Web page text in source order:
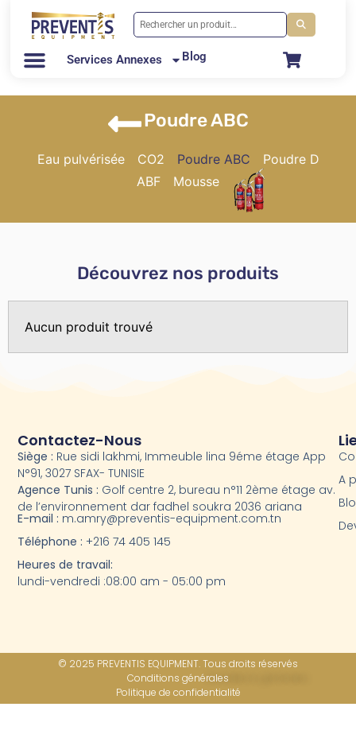
Services Annexes Blog
Poudre ABC
Eau pulvérisée CO2 Poudre ABC
Poudre D
ABF
Mousse
Découvrez nos produits
Aucun produit trouvé
A
Contactez-Nous
Siège : Rue sidi lakhmi, Immeuble lina 9éme étage App
N°91, 3027 SFAX- TUNISIE
Agence Tunis : Golf centre 2, bureau n°11 2ème étage av.
de l’environnement dar fadhel soukra 2036 ariana
E-mail : m.amry@preventis-equipment.com.tn
Téléphone : +216 74 405 145
Heures de travail:
lundi-vendredi :08:00 am - 05:00 pm
© 2025 PREVENTIS EQUIPMENT. Tous droits réservés
Conditions générales
Politique de confidentialité​